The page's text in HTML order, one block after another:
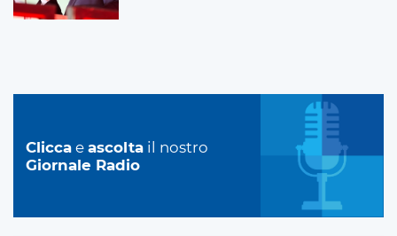
Clicca e ascolta il nostro
Giornale Radio